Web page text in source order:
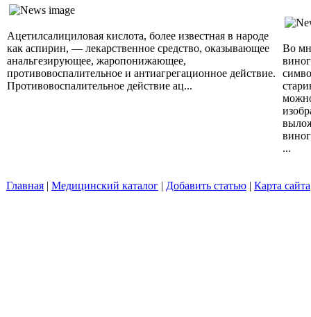
Ацетилсалициловая кислота, более известная в народе
как аспирин, — лекарственное средство, оказывающее
анальгезирующее, жаропонижающее,
противовоспалительное и антиагрегационное действие.
Противовоспалительное действие ац...
Во
...
Главная | Медицинский каталог | Добавить статью | Карта сайта